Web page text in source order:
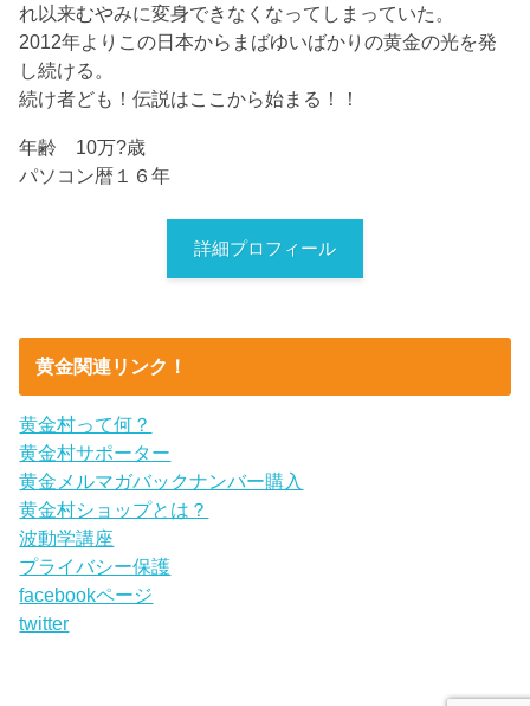
れ以来むやみに変身できなくなってしまっていた。
2012年よりこの日本からまばゆいばかりの黄金の光を発
し続ける。
続け者ども！伝説はここから始まる！！
年齢 10万?歳
パソコン暦１６年
詳細プロフィール
黄金関連リンク！
黄金村って何？
黄金村サポーター
黄金メルマガバックナンバー購入
黄金村ショップとは？
波動学講座
プライバシー保護
facebookページ
twitter